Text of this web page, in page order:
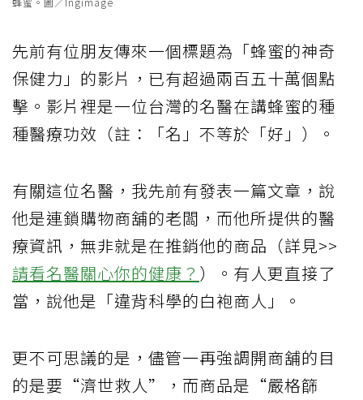
先前有位朋友傳來一個標題為「蜂蜜的神奇
保健力」的影片，已有超過兩百五十萬個點
擊。影片裡是一位台灣的名醫在講蜂蜜的種
種醫療功效（註：「名」不等於「好」）。
有關這位名醫，我先前有發表一篇文章，說
他是連鎖購物商舖的老闆，而他所提供的醫
療資訊，無非就是在推銷他的商品（詳見>>
請看名醫關心你的健康？ ）。有人更直接了
當，說他是「違背科學的白袍商人」。
更不可思議的是，儘管一再強調開商舖的目
的是要“濟世救人”，而商品是“嚴格篩